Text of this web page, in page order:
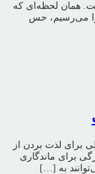
همان لحظه‌ای که
را می‌رسیم، حس
برای لذت بردن از
برای ماندگاری
به […]